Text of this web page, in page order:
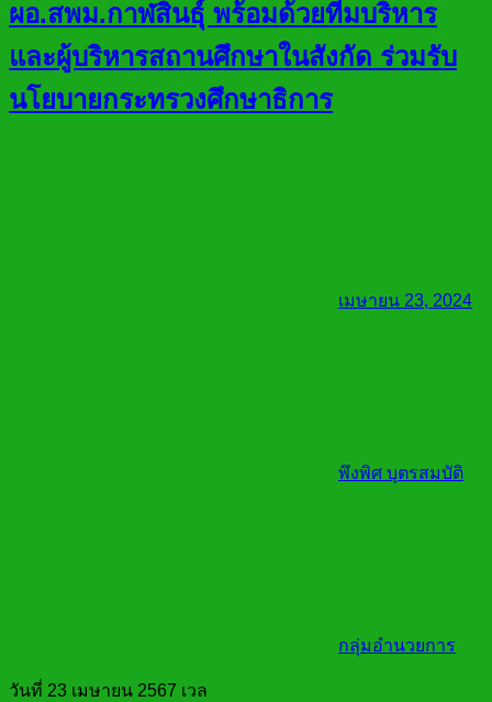
ผอ.สพม.กาฬสินธ์ุ พร้อมด้วยทีมบริหาร
และผู้บริหารสถานศึกษาในสังกัด ร่วมรับ
นโยบายกระทรวงศึกษาธิการ
เมษายน 23, 2024
พึงพิศ บุตรสมบัติ
กลุ่มอำนวยการ
วันที่ 23 เมษายน 2567 เวล